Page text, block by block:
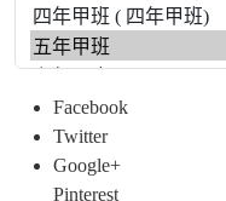
Facebook
Twitter
Google+
Pinterest